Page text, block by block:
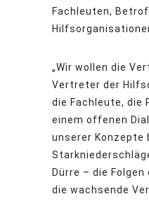
Fachleuten,
„Wir wollen die
Vertreter der
die Fachleute, die
einem offenen
unserer Konzepte
Dürre – die
die wachsende